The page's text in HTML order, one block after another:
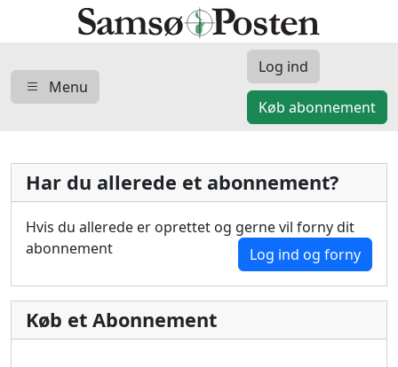
Menu
Log ind
Køb abonnement
Har du allerede et abonnement?
Hvis du allerede er oprettet og gerne vil forny dit
abonnement
Log ind og forny
Køb et Abonnement